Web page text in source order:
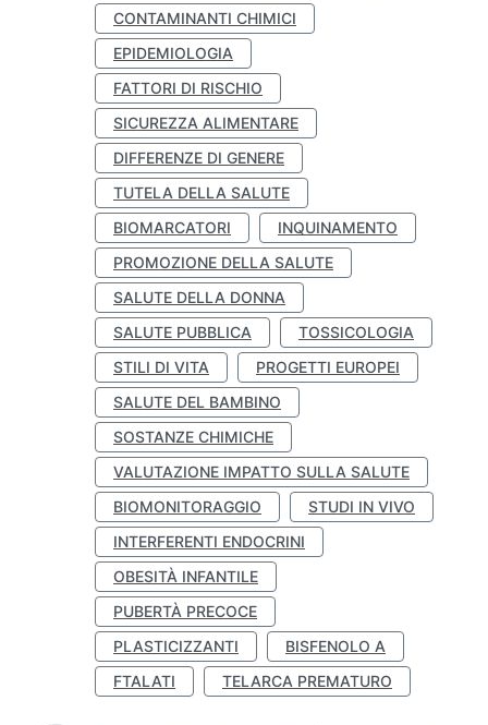
CONTAMINANTI CHIMICI
EPIDEMIOLOGIA
FATTORI DI RISCHIO
SICUREZZA ALIMENTARE
DIFFERENZE DI GENERE
TUTELA DELLA SALUTE
BIOMARCATORI
INQUINAMENTO
PROMOZIONE DELLA SALUTE
SALUTE DELLA DONNA
SALUTE PUBBLICA
TOSSICOLOGIA
STILI DI VITA
PROGETTI EUROPEI
SALUTE DEL BAMBINO
SOSTANZE CHIMICHE
VALUTAZIONE IMPATTO SULLA SALUTE
BIOMONITORAGGIO
STUDI IN VIVO
INTERFERENTI ENDOCRINI
OBESITÀ INFANTILE
PUBERTÀ PRECOCE
PLASTICIZZANTI
BISFENOLO A
FTALATI
TELARCA PREMATURO